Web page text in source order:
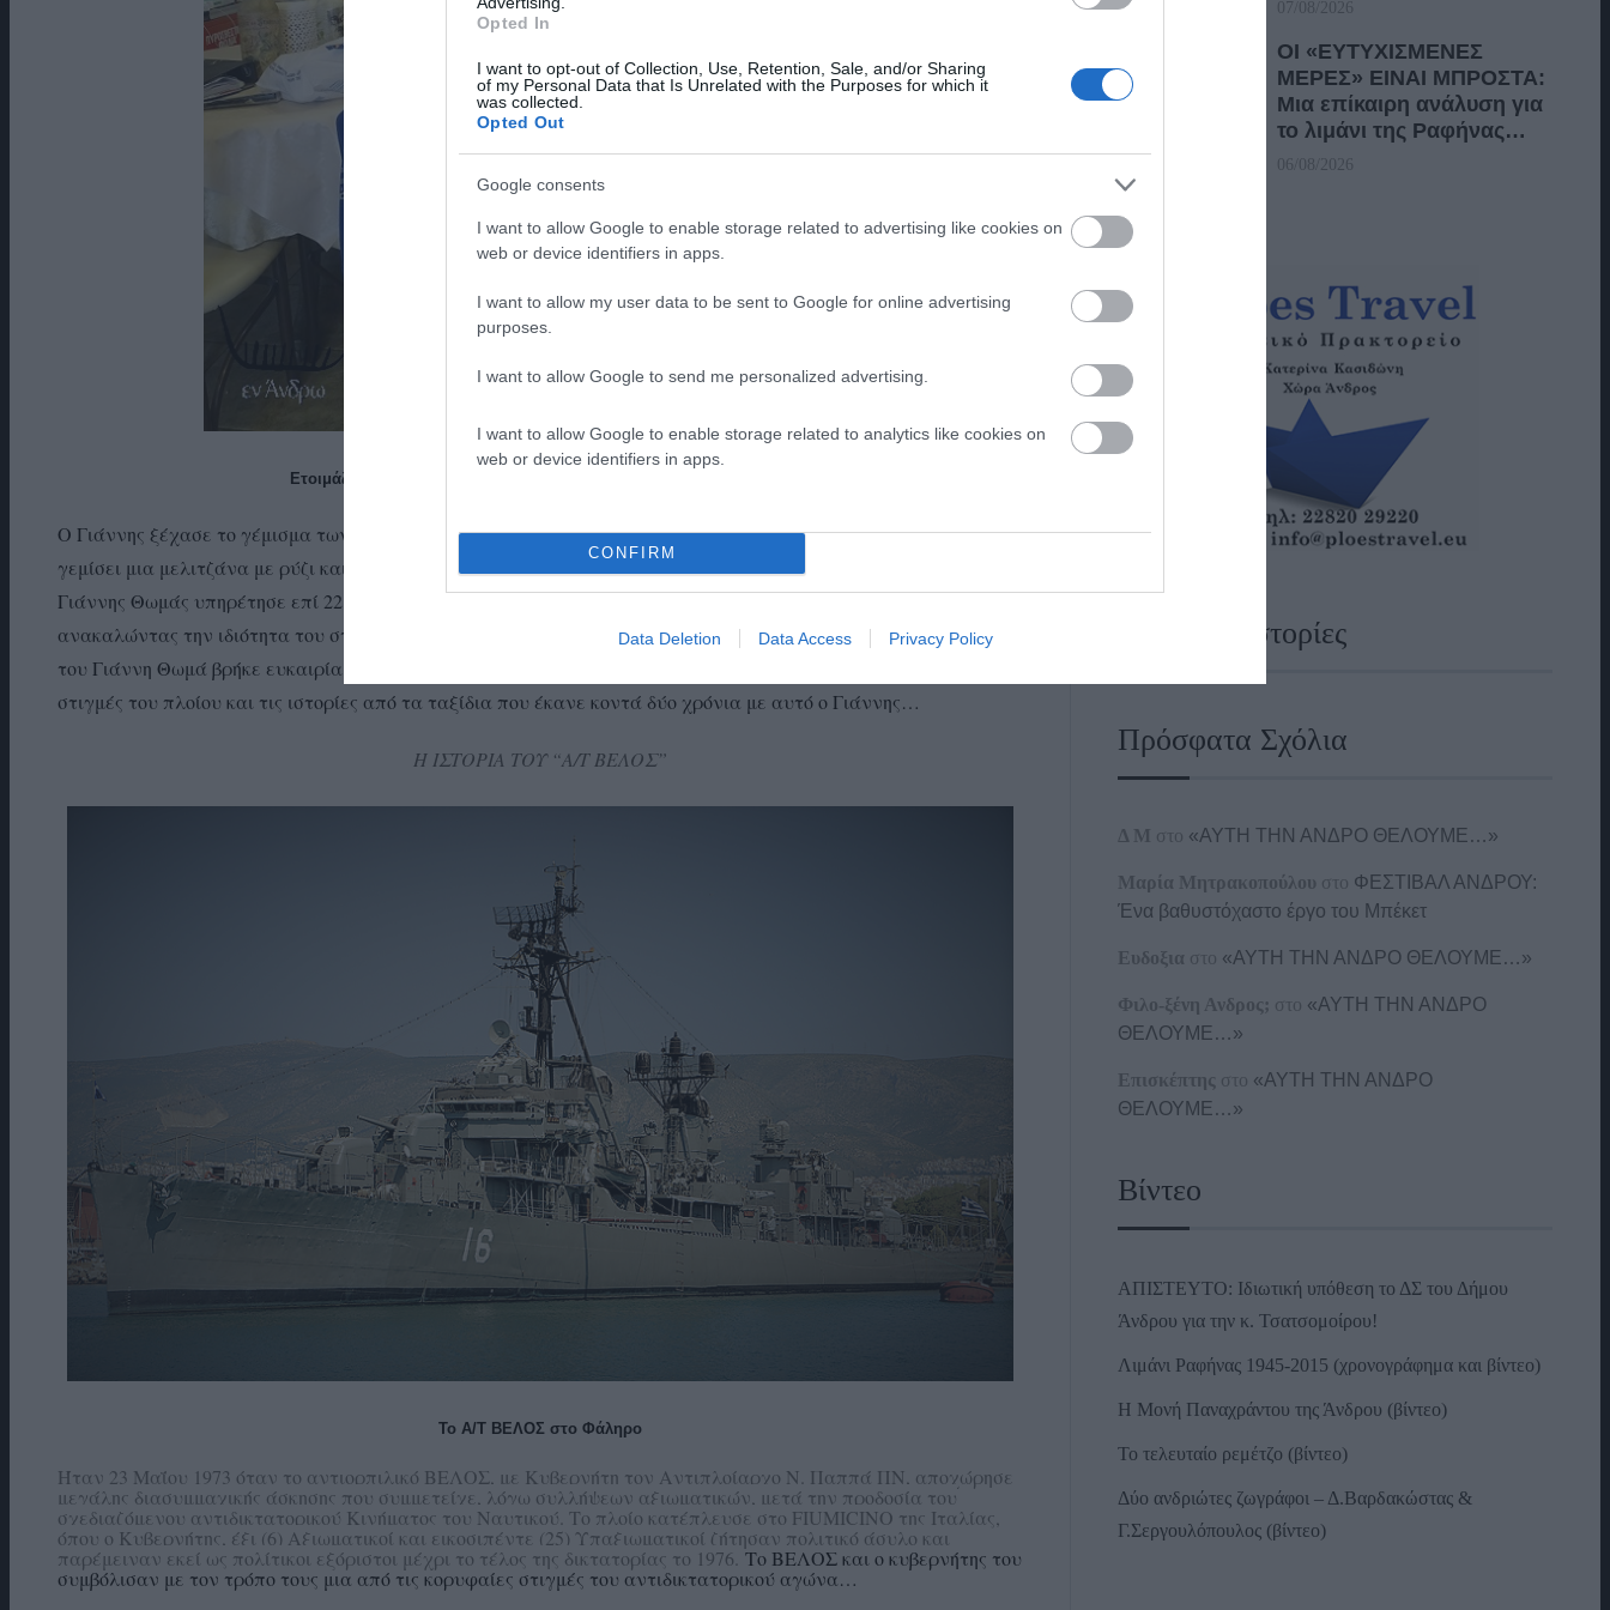
Opted In
I want to opt-out of Collection, Use, Retention, Sale, and/or Sharing
of my Personal Data that Is Unrelated with the Purposes for which it
was collected.
Opted Out
Google consents
I want to allow Google to enable storage related to advertising like cookies on
web or device identifiers in apps.
I want to allow my user data to be sent to Google for online advertising
purposes.
I want to allow Google to send me personalized advertising.
I want to allow Google to enable storage related to analytics like cookies on
web or device identifiers in apps.
CONFIRM
Data Deletion Data Access Privacy Policy
Ετοιμάζοντας τα γεμιστά. Πάνω αριστερά η… αγέμιστη μελιτζάνα!!!
Ο Γιάννης ξέχασε το γέμισμα των γεμιστών κι άρχισε τις αναμνήσεις. Και αφέθηκε σε αυτές που ξέχασε να
γεμίσει μια μελιτζάνα με ρύζι και την έψησε σκέτη!!! Δικαιολογημένη η συγκίνηση γιατί στο πλοίο αυτό ο
Γιάννης Θωμάς υπηρέτησε επί 22 μήνες, από το 1985 μέχρι το 1987, ως μάγειρας (εσχαρεύς όπως λέει ο ίδιος
ανακαλώντας την ιδιότητα του στην επίσημη στρατιωτική ορολογία). Ο Δημήτρης Σταυρόπουλος παλιόφιλος
του Γιάννη Θωμά βρήκε ευκαιρία να του το θυμίσει. Κι άρχισε μια συζήτηση δίχως τέλος για τις ιστορικές
στιγμές του πλοίου και τις ιστορίες από τα ταξίδια που έκανε κοντά δύο χρόνια με αυτό ο Γιάννης…
Η ΙΣΤΟΡΙΑ ΤΟΥ “Α/Τ ΒΕΛΟΣ”
Το Α/Τ ΒΕΛΟΣ στο Φάληρο
Ήταν 23 Μαΐου 1973 όταν το αντιορπιλικό ΒΕΛΟΣ, με Κυβερνήτη τον Αντιπλοίαρχο Ν. Παππά ΠΝ, αποχώρησε
μεγάλης διασυμμαχικής άσκησης που συμμετείχε, λόγω συλλήψεων αξιωματικών, μετά την προδοσία του
σχεδιαζόμενου αντιδικτατορικού Κινήματος του Ναυτικού. Το πλοίο κατέπλευσε στο FIUMICINO της Ιταλίας,
όπου ο Κυβερνήτης, έξι (6) Αξιωματικοί και εικοσιπέντε (25) Υπαξιωματικοί ζήτησαν πολιτικό άσυλο και
παρέμειναν εκεί ως πολίτικοι εξόριστοι μέχρι το τέλος της δικτατορίας το 1976. Το ΒΕΛΟΣ και ο κυβερνήτης του
συμβόλισαν με τον τρόπο τους μια από τις κορυφαίες στιγμές του αντιδικτατορικού αγώνα…
07/08/2026
ΟΙ «ΕΥΤΥΧΙΣΜΕΝΕΣ
ΜΕΡΕΣ» ΕΙΝΑΙ ΜΠΡΟΣΤΑ:
Μια επίκαιρη ανάλυση για
το λιμάνι της Ραφήνας…
06/08/2026
Ναυτικές Ιστορίες
Πρόσφατα Σχόλια
Δ Μ στο «ΑΥΤΗ ΤΗΝ ΑΝΔΡΟ ΘΕΛΟΥΜΕ…»
Μαρία Μητρακοπούλου στο ΦΕΣΤΙΒΑΛ ΑΝΔΡΟΥ:
Ένα βαθυστόχαστο έργο του Μπέκετ
Ευδοξια στο «ΑΥΤΗ ΤΗΝ ΑΝΔΡΟ ΘΕΛΟΥΜΕ…»
Φιλο-ξένη Ανδρος; στο «ΑΥΤΗ ΤΗΝ ΑΝΔΡΟ
ΘΕΛΟΥΜΕ…»
Επισκέπτης στο «ΑΥΤΗ ΤΗΝ ΑΝΔΡΟ
ΘΕΛΟΥΜΕ…»
Βίντεο
ΑΠΙΣΤΕΥΤΟ: Ιδιωτική υπόθεση το ΔΣ του Δήμου
Άνδρου για την κ. Τσατσομοίρου!
Λιμάνι Ραφήνας 1945-2015 (χρονογράφημα και βίντεο)
Η Μονή Παναχράντου της Άνδρου (βίντεο)
Το τελευταίο ρεμέτζο (βίντεο)
Δύο ανδριώτες ζωγράφοι – Δ.Βαρδακώστας &
Γ.Σεργουλόπουλος (βίντεο)